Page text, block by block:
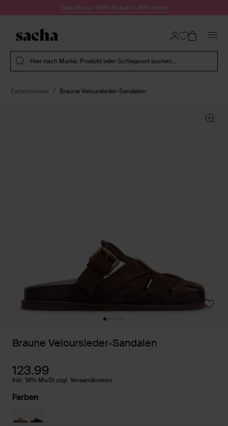
Zum Inhalt springenSale Bis zu -60% Rabatt + 10% extra
Hier nach Marke, Produkt oder Schlagwort suchen...
Zehentrenner Braune Veloursleder-Sandalen
Braune Veloursleder-Sandalen
123.99
Inkl. 19% MwSt zzgl. Versandkosten
Farben